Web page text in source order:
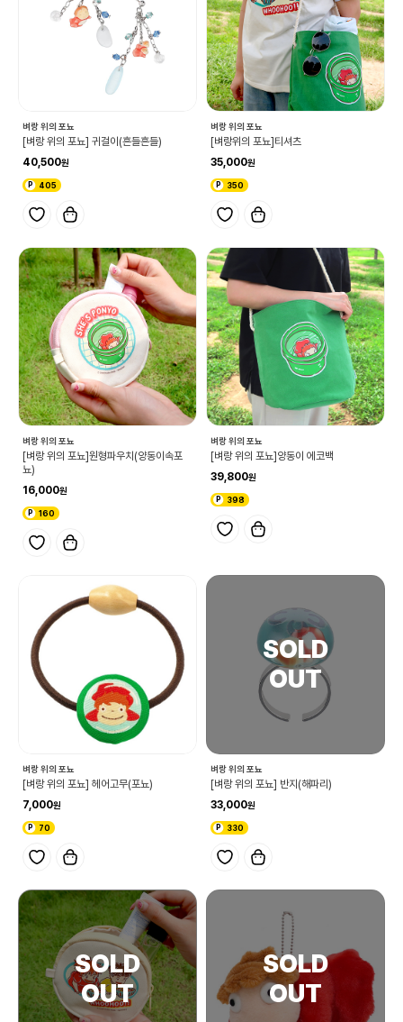
벼랑 위의 포뇨
[벼랑 위의 포뇨] 귀걸이(흔들흔들)
40,500
405
벼랑 위의 포뇨
[벼랑위의 포뇨]티셔츠
35,000
350
벼랑 위의 포뇨
[벼랑 위의 포뇨]원형파우치(양동이속포
뇨)
16,000
160
벼랑 위의 포뇨
[벼랑 위의 포뇨]양동이 에코백
39,800
398
벼랑 위의 포뇨
[벼랑 위의 포뇨] 헤어고무(포뇨)
7,000
70
벼랑 위의 포뇨
[벼랑 위의 포뇨] 반지(해파리)
33,000
330